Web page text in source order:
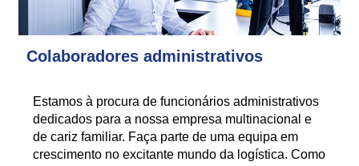
Colaboradores administrativos
Estamos à procura de funcionários administrativos
dedicados para a nossa empresa multinacional e
de cariz familiar. Faça parte de uma equipa em
crescimento no excitante mundo da logística. Como